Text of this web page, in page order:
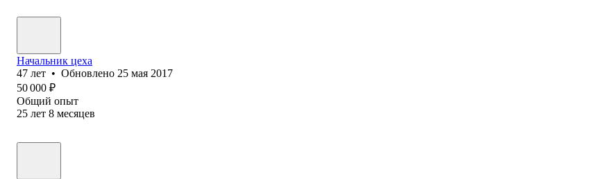
Начальник цеха
47 лет • Обновлено 25 мая 2017
50 000 ₽
Общий опыт
25 лет 8 месяцев